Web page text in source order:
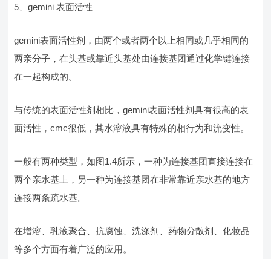
5、gemini 表面活性
gemini表面活性剂，由两个或者两个以上相同或几乎相同的
两亲分子，在头基或靠近头基处由连接基团通过化学键连接
在一起构成的。
与传统的表面活性剂相比，gemini表面活性剂具有很高的表
面活性，cmc很低，其水溶液具有特殊的相行为和流变性。
一般有两种类型，如图1.4所示，一种为连接基团直接连接在
两个亲水基上，另一种为连接基团在非常靠近亲水基的地方
连接两条疏水基。
在增溶、乳液聚合、抗腐蚀、洗涤剂、药物分散剂、化妆品
等多个方面有着广泛的应用。